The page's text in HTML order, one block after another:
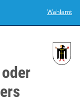
Wahlamt